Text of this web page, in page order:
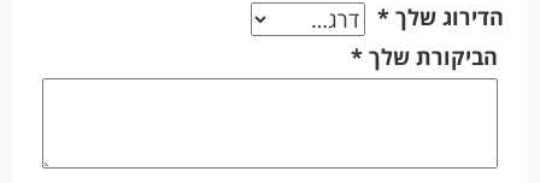
הדירוג שלך *
הביקורת שלך *